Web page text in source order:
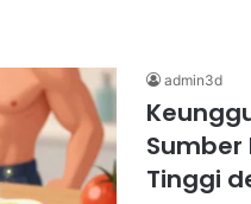
admin3d
Sumber
Tinggi